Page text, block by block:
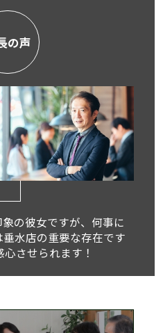
の声
の彼女ですが、何事に
水店の重要な存在です
させられます！